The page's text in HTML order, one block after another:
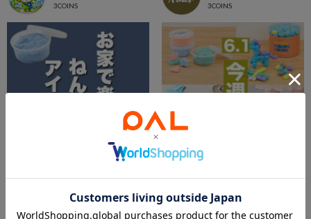
3COINS
3COINS
2026.06.01
2026.06.01